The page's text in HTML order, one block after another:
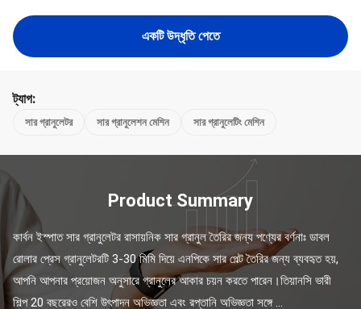
একটি উদ্ধৃতি পেতে
ট্যাগ:
সার গ্রানুলেটর সার গ্রানুলেশন মেশিন সার গ্রানুলেটিং মেশিন
Product Summary
কার্বন ইস্পাত সার গ্রানুলেটর রাসায়নিক সার গ্রানুল তৈরির জন্য পণ্যের বর্ণনাঃ ডাবল
রোলার প্রেস গ্রানুলেটরটি 3-30 মিমি দিয়ে এনপিকে সার পেল্ট তৈরির জন্য ব্যবহৃত হয়,
আপনি আপনার প্রয়োজন অনুসারে গ্রানুলের আকার চয়ন করতে পারেন।তিয়ানসি ভারী
শিল্প 20 বছরেরও বেশি উৎপাদন অভিজ্ঞতা এবং রপ্তানি অভিজ্ঞতা সঙ্গে ...